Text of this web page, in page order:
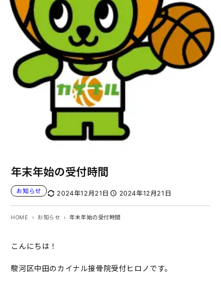
年末年始の受付時間
お知らせ 2024年12月21日 2024年12月21日
HOME お知らせ 年末年始の受付時間
こんにちは！
駿河区中田のカイナル接骨院受付ヒロノです。